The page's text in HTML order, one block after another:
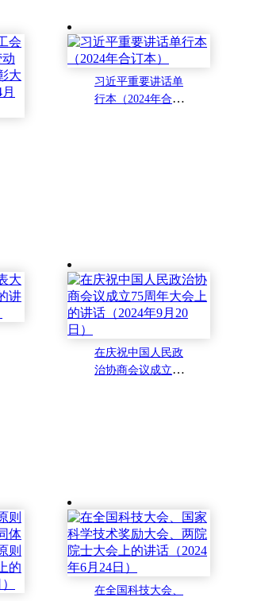
习近平重要讲话单
行本（2024年合订
在庆祝中国人民政
治协商会议成立75
在全国科技大会、